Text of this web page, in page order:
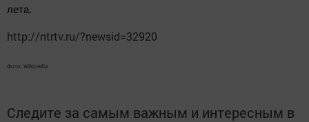
лета.
http://ntrtv.ru/?newsid=32920
Фото: Wikipedia
Следите за самым важным и интересным в